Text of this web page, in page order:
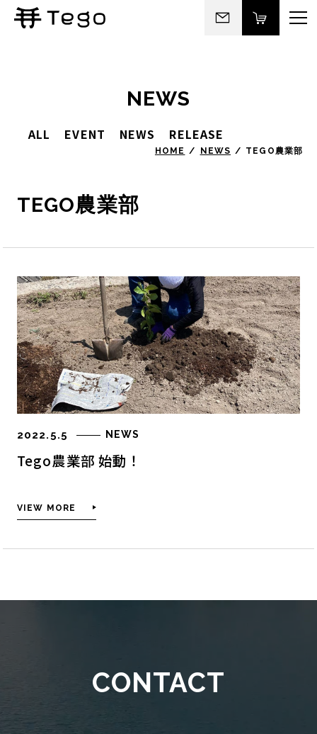
私たちについて
MISSION
CEO MESSAGE
HISTORY
COMPANY INFO
ご利用方法
筏チップとは
筏チップを使う利点
NEWS
ALL EVENT NEWS RELEASE
HOME NEWS TEGO農業部
TEGO農業部
2022.5.5 NEWS
Tego農業部 始動！
VIEW MORE
CONTACT